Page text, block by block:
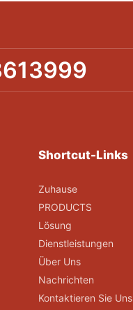
Shortcut-Links
Zuhause
PRODUCTS
Lösung
Dienstleistungen
Über Uns
Nachrichten
Kontaktieren Sie Uns